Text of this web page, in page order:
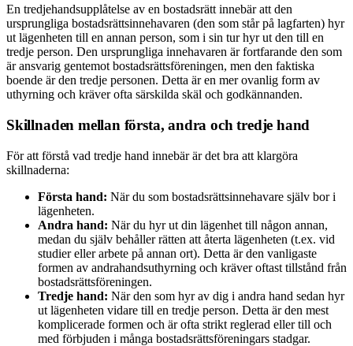
En tredjehandsupplåtelse av en bostadsrätt innebär att den
ursprungliga bostadsrättsinnehavaren (den som står på lagfarten) hyr
ut lägenheten till en annan person, som i sin tur hyr ut den till en
tredje person. Den ursprungliga innehavaren är fortfarande den som
är ansvarig gentemot bostadsrättsföreningen, men den faktiska
boende är den tredje personen. Detta är en mer ovanlig form av
uthyrning och kräver ofta särskilda skäl och godkännanden.
Skillnaden mellan första, andra och tredje hand
För att förstå vad tredje hand innebär är det bra att klargöra
skillnaderna:
Första hand: När du som bostadsrättsinnehavare själv bor i
lägenheten.
Andra hand: När du hyr ut din lägenhet till någon annan,
medan du själv behåller rätten att återta lägenheten (t.ex. vid
studier eller arbete på annan ort). Detta är den vanligaste
formen av andrahandsuthyrning och kräver oftast tillstånd från
bostadsrättsföreningen.
Tredje hand: När den som hyr av dig i andra hand sedan hyr
ut lägenheten vidare till en tredje person. Detta är den mest
komplicerade formen och är ofta strikt reglerad eller till och
med förbjuden i många bostadsrättsföreningars stadgar.